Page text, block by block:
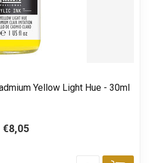
Yellow Light Hue - 30ml
€8,05